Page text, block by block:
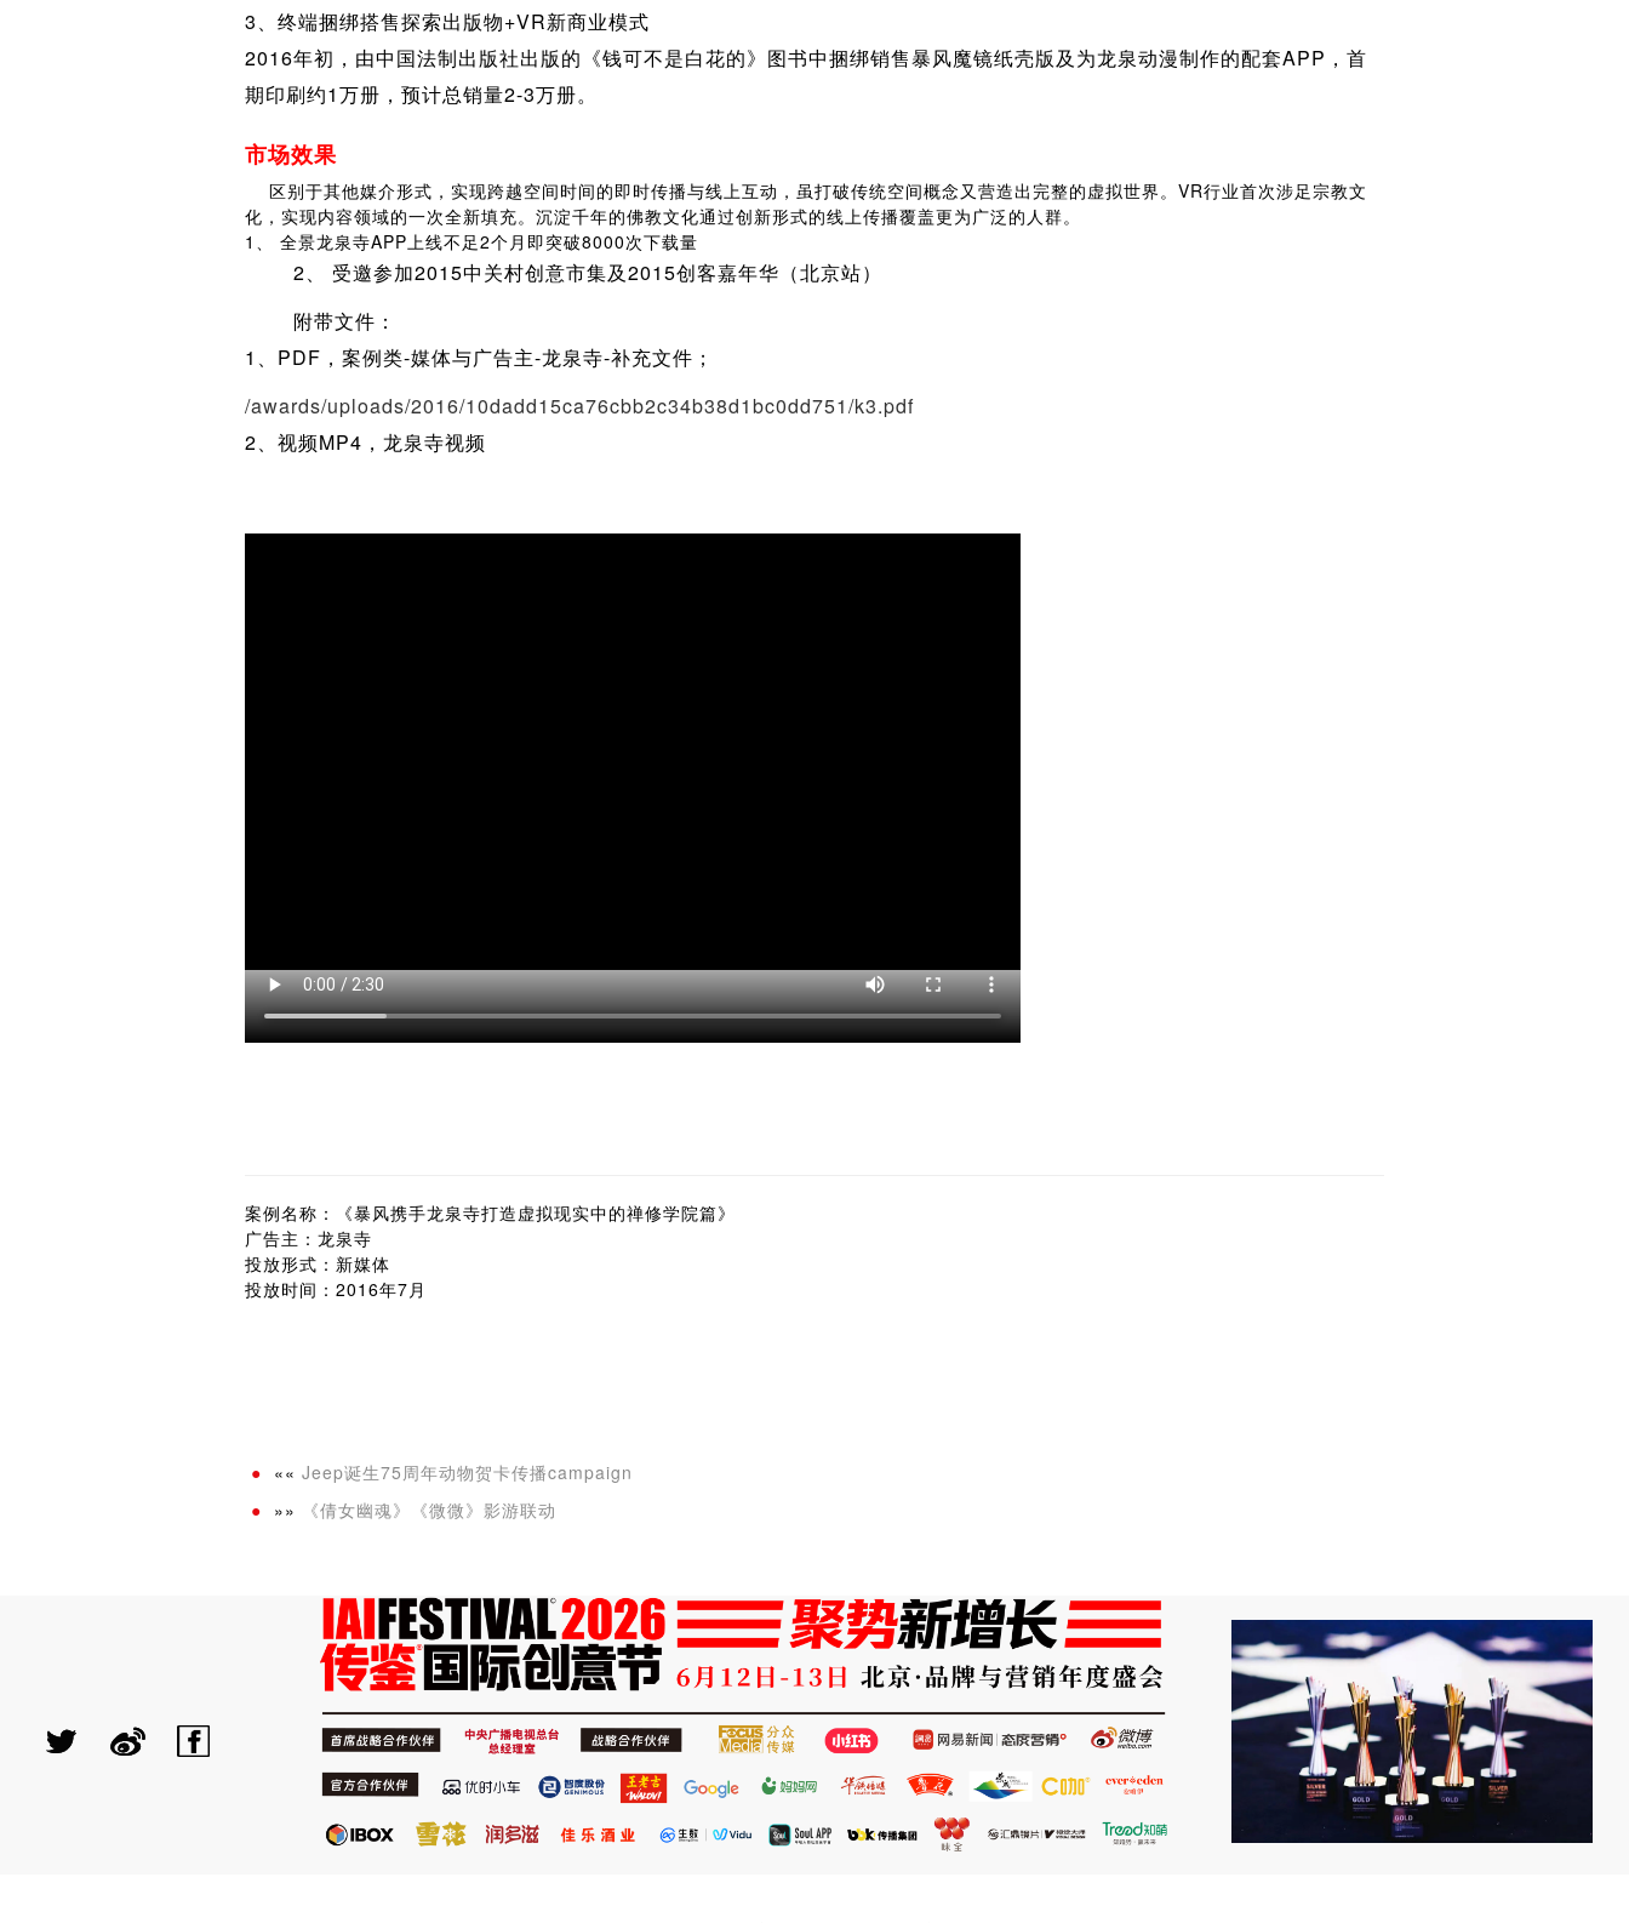
3、终端捆绑搭售探索出版物+VR新商业模式
2016年初，由中国法制出版社出版的《钱可不是白花的》图书中捆绑销售暴风魔镜纸壳版及为龙泉动漫制作的配套APP，首
期印刷约1万册，预计总销量2-3万册。
市场效果
区别于其他媒介形式，实现跨越空间时间的即时传播与线上互动，虽打破传统空间概念又营造出完整的虚拟世界。VR行业首次涉足宗教文
化，实现内容领域的一次全新填充。沉淀千年的佛教文化通过创新形式的线上传播覆盖更为广泛的人群。
1、 全景龙泉寺APP上线不足2个月即突破8000次下载量
2、 受邀参加2015中关村创意市集及2015创客嘉年华（北京站）
附带文件：
1、PDF，案例类-媒体与广告主-龙泉寺-补充文件；
/awards/uploads/2016/10dadd15ca76cbb2c34b38d1bc0dd751/k3.pdf
2、视频MP4，龙泉寺视频
案例名称：《暴风携手龙泉寺打造虚拟现实中的禅修学院篇》
广告主：龙泉寺
投放形式：新媒体
投放时间：2016年7月
«« Jeep诞生75周年动物贺卡传播campaign
»»
《倩女幽魂》《微微》影游联动